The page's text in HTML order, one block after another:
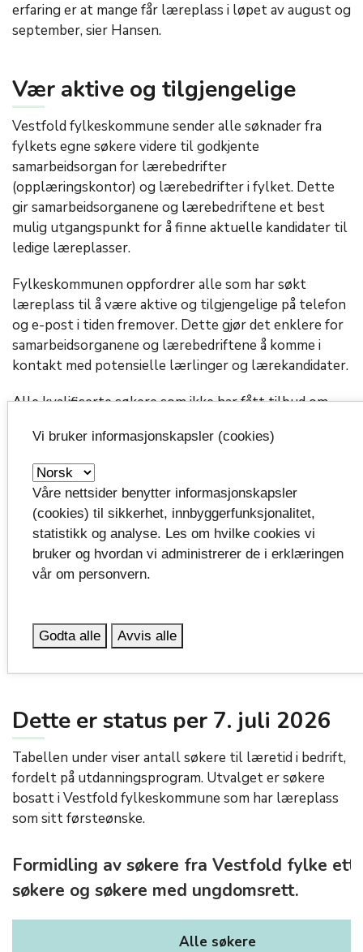
erfaring er at mange får læreplass i løpet av august og
september, sier Hansen.
Vær aktive og tilgjengelige
Vestfold fylkeskommune sender alle søknader fra
fylkets egne søkere videre til godkjente
samarbeidsorgan for lærebedrifter
(opplæringskontor) og lærebedrifter i fylket. Dette
gir samarbeidsorganene og lærebedriftene et best
mulig utgangspunkt for å finne aktuelle kandidater til
ledige læreplasser.
Fylkeskommunen oppfordrer alle som har søkt
læreplass til å være aktive og tilgjengelige på telefon
og e-post i tiden fremover. Dette gjør det enklere for
samarbeidsorganene og lærebedriftene å komme i
kontakt med potensielle lærlinger og lærekandidater.
Alle kvalifiserte søkere som ikke har fått tilbud om
opplæringstilbud gjennom fylkeskommunen.
Les mer om dette på fylkeskommunens
nettsider:Hva skjer hvis du ikke får læreplass?
Bedrifter som ønsker å bli lærebedrift og som
vurderer å ta inn lærlinger eller lærekandidater, finner
utfyllende informasjon på nettsiden:
fylkeskommune på e-post:
Dette er status per 7. juli 2026
Tabellen under viser antall søkere til læretid i bedrift,
fordelt på utdanningsprogram. Utvalget er søkere
bosatt i Vestfold fylkeskommune som har læreplass
som sitt førsteønske.
Formidling av søkere fra Vestfold fylke
søkere og søkere med ungdomsrett.
Alle søkere
Vi bruker informasjonskapsler (cookies)
Våre nettsider benytter informasjonskapsler
(cookies) til sikkerhet, innbyggerfunksjonalitet,
statistikk og analyse. Les om hvilke cookies vi
bruker og hvordan vi administrerer de i erklæringen
vår om personvern.
Godta alle Avvis alle